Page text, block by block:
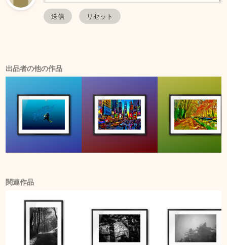
出品者の他の作品
関連作品